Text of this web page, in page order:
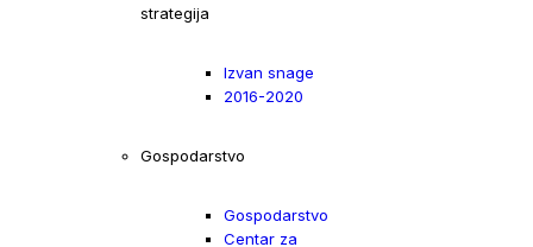
strategija
Izvan snage
2016-2020
Gospodarstvo
Gospodarstvo
Centar za